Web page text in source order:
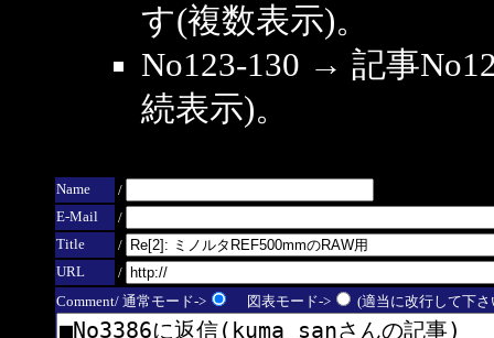
す(複数表示)。
No123-130 → 記事
続表示)。
Name
/
E-Mail
/
Title
/
URL
/
Comment/ 通常モード->
図表モード-> (適当に改行して下